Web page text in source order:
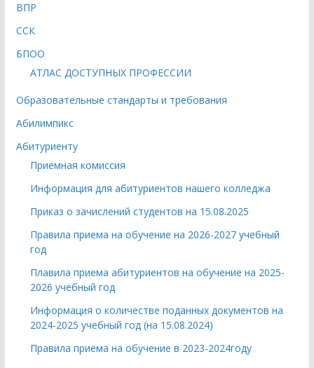
ВПР
ССК
БПОО
АТЛАС ДОСТУПНЫХ ПРОФЕССИИ
Образовательные стандарты и требования
Абилимпикс
Абитуриенту
Приемная комиссия
Информация для абитуриентов нашего колледжа
Приказ о зачислений студентов на 15.08.2025
Правила приема на обучение на 2026-2027 учебный
год
Плавила приема абитуриентов на обучение на 2025-
2026 учебный год
Информация о количестве поданных документов на
2024-2025 учебный год (на 15.08.2024)
Правила приёма на обучение в 2023-2024году